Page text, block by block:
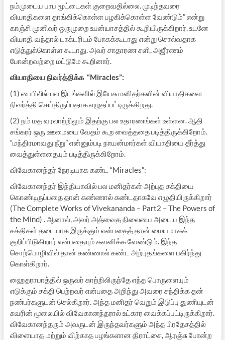
நம்முடைய பாப மூட்டைகள் குறைவதில்லை. முடிந்தவரை
வியாதிகளை தாங்கிக்கொள்ள பழகிக்கொள்ள வேண்டும்” என்று
காஞ்சி முனிவர் ஒருமுறை உபன்யாசத்தில் கூறியிருக்கிறார். உடனே
வியாதி வந்தால் டாக்டரிடம் போகக்கூடாது என்று சொல்வதாக
எடுத்துக்கொள்ள கூடாது. அவர் சாதாரண சளி, அஜீரணம்
போன்றவற்றை மட்டுமே கூறினார்.
வியாதியை நிவர்த்திக்க “Miracles”:
(1) பைபிலில் பல இடங்களில் இயேசு மனிதர்களின் வியாதிகளை
நிவர்த்தி செய்திருப்பதாக எழுதப்பட்டிருக்கிறது.
(2) நம் மத வரலாற்றிலும் இதற்கு பல உதாரணங்கள் உள்ளன. ஆதி
சங்கரர் ஒரு ஊமையை வேதம் கூற வைத்ததை படித்திருக்கிறோம்.
“மந்திரமாவது நீறு” என்னும்படி நாயன்மார்கள் வியாதியை தீர்த்து
வைத்துள்ளதையும் படித்திருக்கிறோம்.
விவேகானந்தர் நேரடியாக கண்ட “Miracles”:
விவேகானந்தர் இந்தியாவில் பல மனிதர்கள் அற்புத சக்தியை
கொண்டிருப்பதை தான் கண்ணால் கண்டதாகவே எழுதியிருக்கிறார்
(The Complete Works of Vivekananda – Part2 – The Powers of
the Mind) . ஆனால், அவர் அத்வைத நிலையை அடைய இந்த
சக்திகள் தடையாக இருக்கும் என்பதைத் தான் மையமாகக்
குறிப்பிடுகிறார் என்பதையும் கவனிக்க வேண்டும். இந்த
சொற்பொழிவில் தான் கண்ணால் கண்ட அற்புதங்களை பகிர்ந்து
கொள்கிறார்.
ஹைதராபாத்தில் ஒருவர் காற்றிலிருந்தே எந்த பொருளையும்
எடுக்கும் சக்தி பெற்றவர் என்பதை அறிந்து அவரை சந்திக்க தன்
நண்பர்களுடன் செல்கிறார். அந்த மனிதர் வெறும் இடுப்பு துணியுடன்
சுவரின் மூலையில் விவேகானந்தரால் உட்கார வைக்கப்பட்டிருக்கிறார்.
விவேகானந்தரும் அவருடன் இருந்தவர்களும் அந்த பிரதேசத்தில்
விளையாத மற்றும் விற்காத பழங்களான திராட்சை, ஆரஞ்சு போன்ற